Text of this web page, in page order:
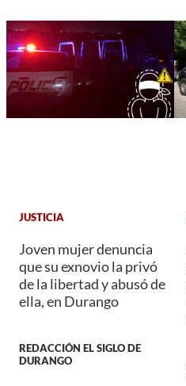
JUSTICIA
Joven mujer denuncia
que su exnovio la privó
de la libertad y abusó de
ella, en Durango
REDACCIÓN EL SIGLO DE
DURANGO